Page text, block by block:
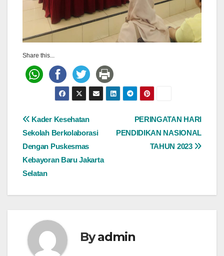
Share this...
Post
navigation
PERINGATAN HARI
PENDIDIKAN NASIONAL
TAHUN 2023
Kader Kesehatan
Sekolah Berkolaborasi
Dengan Puskesmas
Kebayoran Baru Jakarta
Selatan
Byadmin